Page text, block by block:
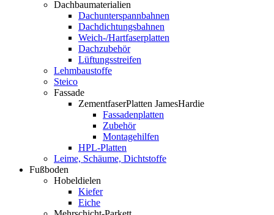
Dachbaumaterialien
Dachunterspannbahnen
Dachdichtungsbahnen
Weich-/Hartfaserplatten
Dachzubehör
Lüftungsstreifen
Lehmbaustoffe
Steico
Fassade
ZementfaserPlatten JamesHardie
Fassadenplatten
Zubehör
Montagehilfen
HPL-Platten
Leime, Schäume, Dichtstoffe
Fußboden
Hobeldielen
Kiefer
Eiche